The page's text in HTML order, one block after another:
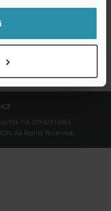
IVA 03932910965
All Rights Reserved.